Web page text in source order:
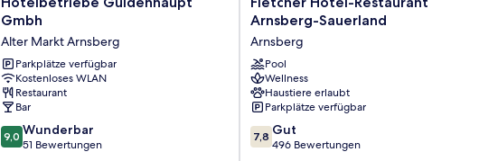
Güldenhaupt
Alter
Markt
Arnsberg
Gmbh
Alter Markt Arnsberg
Parkplätze verfügbar
Kostenloses WLAN
Restaurant
Bar
9.0
von
9,0 Wunderbar
51 Bewertungen
Hotel-
Restaurant
Arnsberg-
Sauerland
Arnsberg
Arnsberg-Sauerland
Arnsberg
Pool
Wellness
Haustiere erlaubt
Parkplätze verfügbar
7.8
von
7,8 Gut
496 Bewertungen